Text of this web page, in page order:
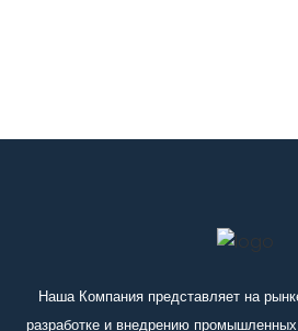
опросный
Наша Компания представляет на
разработке и внедрению